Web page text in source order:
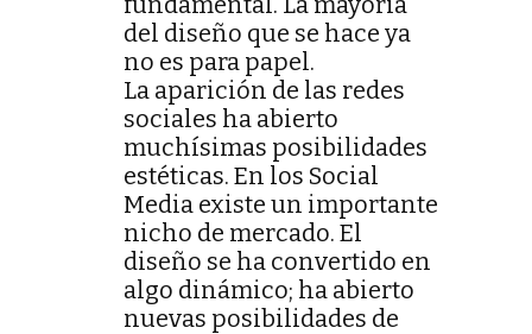
del diseño que se hace ya
no es para papel.
La aparición de las redes
sociales ha abierto
muchísimas posibilidades
estéticas. En los Social
Media existe un importante
nicho de mercado. El
diseño se ha convertido en
algo dinámico; ha abierto
nuevas posibilidades de